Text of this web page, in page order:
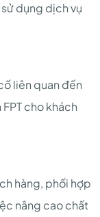
dụng dịch vụ
liên quan đến
cho khách
hàng, phối hợp
nâng cao chất